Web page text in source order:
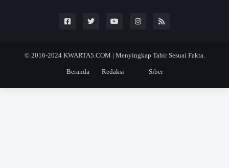
© 2016-2024 KWARTA5.COM | Menyingkap Tabir Sesuai Fakta.
Beranda Redaksi Siber